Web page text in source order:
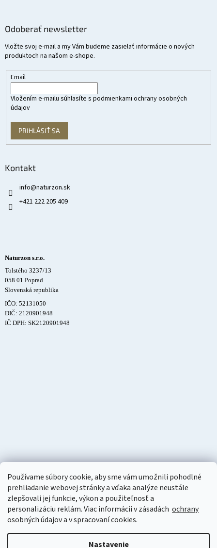
Používame súbory cookie, aby sme vám umožnili pohodlné
prehliadanie webovej stránky a vďaka analýze neustále
zlepšovali jej funkcie, výkon a použiteľnosť a
personalizáciu reklám. Viac informácii v zásadách ochrany
osobných údajova vspracovaní cookies.
Nastavenie
Odoberať newsletter
Vložte svoj e-mail a my Vám budeme zasielať informácie o nových
produktoch na našom e-shope.
Email
Vložením e-mailu súhlasíte s podmienkami ochrany osobných
údajov
PRIHLÁSIŤ SA
Kontakt
info@naturzon.sk
+421 222 205 409
Naturzon s.r.o.
Tolstého 3237/13
058 01 Poprad
Slovenská republika
IČO: 52131050
DIČ: 2120901948
IČ DPH: SK2120901948
Vytvoril Shoptet